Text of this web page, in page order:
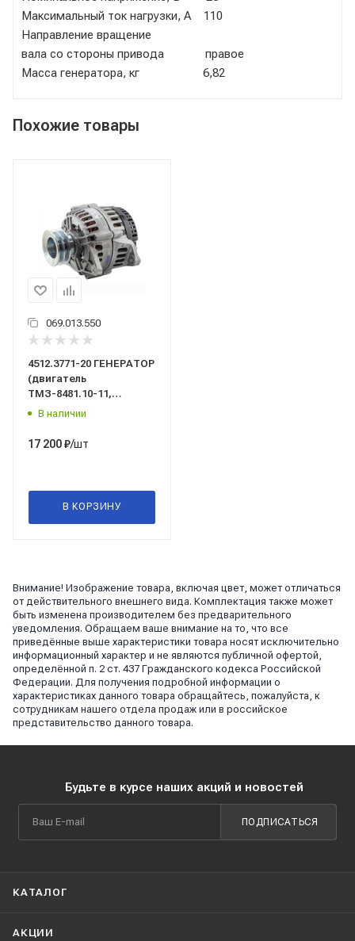
Максимальный ток нагрузки, А 110
Направление вращение
вала со стороны привода правое
Масса генератора, кг 6,82
Похожие товары
069.013.550
4512.3771-20 ГЕНЕРАТОР
(двигатель
ТМЗ-8481.10-11,
-8481.10, -8481.10-02,
"ELTRA"
В наличии
17 200₽/шт
В КОРЗИНУ
Внимание! Изображение товара, включая цвет, может отличаться
от действительного внешнего вида. Комплектация также может
быть изменена производителем без предварительного
уведомления. Обращаем ваше внимание на то, что все
приведённые выше характеристики товара носят исключительно
информационный характер и не являются публичной офертой,
определённой п. 2 ст. 437 Гражданского кодекса Российской
Федерации. Для получения подробной информации о
характеристиках данного товара обращайтесь, пожалуйста, к
сотрудникам нашего отдела продаж или в российское
представительство данного товара.
Будьте в курсе наших акций и новостей
ПОДПИСАТЬСЯ
КАТАЛОГ
АКЦИИ